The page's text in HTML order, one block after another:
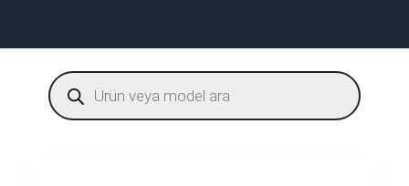
Products
search